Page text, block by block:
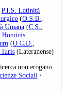
P.I.S. Latinità
(O.S.B.,
Umana (C.S.,
Hominis
(O.C.D.,
Iuris (Lateranense)
non erogano
Sociali ·